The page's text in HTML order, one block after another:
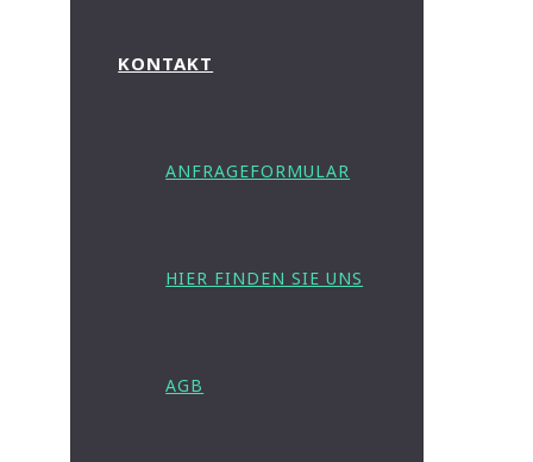
KONTAKT
ANFRAGEFORMULAR
HIER FINDEN SIE UNS
AGB